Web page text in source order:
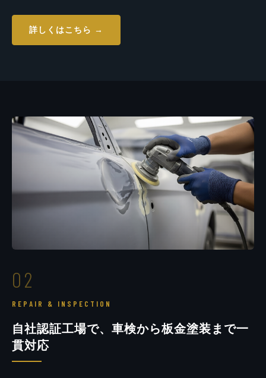
詳しくはこちら →
02
REPAIR & INSPECTION
自社認証工場で、車検から板金塗装まで一
貫対応